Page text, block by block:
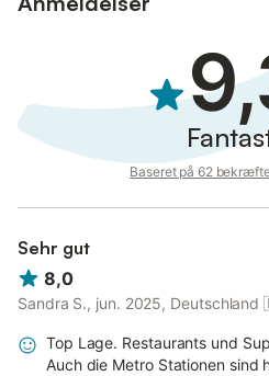
- Respekter nattero kl. 22.00-10.00.
- Brug ikke vaskemaskinen og
- Rengør vasken og kogepladerne
(under vasken) og grøn
køkkenrulle.
- Spray rød klorin på brusegulvet
- Lad badeværelsesvinduet stå
- Stil ikke kufferter på hvide borde.
under sengen.
Baseret på 62
Sehr gut
8,0
Sandra S., jun. 2025, Deutschland
Top Lage. Restaurants und
Auch die Metro Stationen sind